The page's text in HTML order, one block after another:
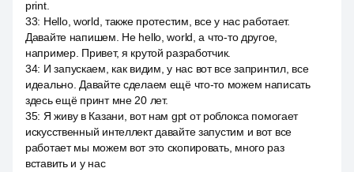
print.
33: Hello, world, также протестим, все у нас работает.
Давайте напишем. Не hello, world, а что-то другое,
например. Привет, я крутой разработчик.
34: И запускаем, как видим, у нас вот все запринтил, все
идеально. Давайте сделаем ещё что-то можем написать
здесь ещё принт мне 20 лет.
35: Я живу в Казани, вот нам gpt от роблокса помогает
искусственный интеллект давайте запустим и вот все
работает мы можем вот это скопировать, много раз
вставить и у нас